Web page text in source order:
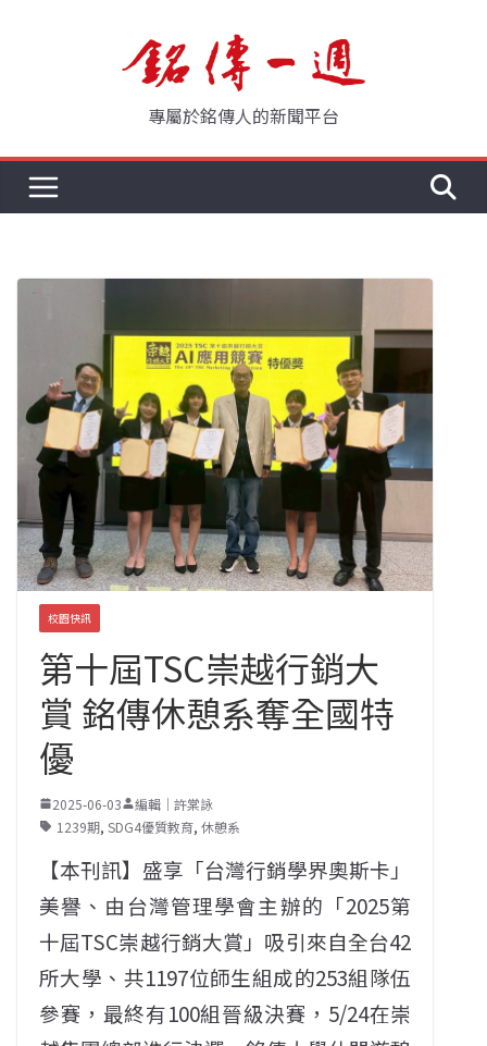
專屬於銘傳人的新聞平台
校園快訊
第十屆TSC崇越行銷大
賞 銘傳休憩系奪全國特
優
2025-06-03
編輯｜許棠詠
1239期, SDG4優質教育, 休憩系
【本刊訊】盛享「台灣行銷學界奧斯卡」
美譽、由台灣管理學會主辦的「2025第
十屆TSC崇越行銷大賞」吸引來自全台42
所大學、共1197位師生組成的253組隊伍
參賽，最終有100組晉級決賽，5/24在崇